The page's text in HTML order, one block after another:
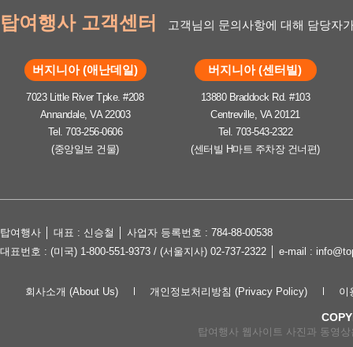
탑여행사 고객센터 고객님의 문의사항에 대해 담당자
버지니아 (애난데일)
7023 Little River Tpke. #208
Annandale, VA 22003
Tel. 703-256-0606
(중앙일보 건물)
버지니아 (센터빌)
13880 Braddock Rd. #103
Centreville, VA 20121
Tel. 703-543-2322
(센터빌 H마트 주차장 건너편)
탑여행사 │ 대표 : 신승철 │ 사업자 등록번호 : 784-88-00538
대표번호 : (미국) 1-800-551-9373 / (서울지사) 02-737-2322 │ e-mail :
회사소개 (About Us) 개인정보처리방침 (Privacy Policy) 이
탑여행사 웹사이트 사진과 동영